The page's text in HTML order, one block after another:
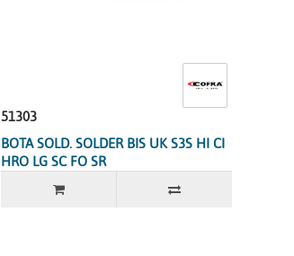
51303
BOTA SOLD. SOLDER BIS UK S3S HI CI
HRO LG SC FO SR